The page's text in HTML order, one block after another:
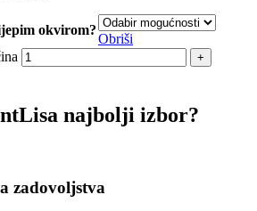
okvirom?
Obriši
najbolji izbor?
zadovoljstva